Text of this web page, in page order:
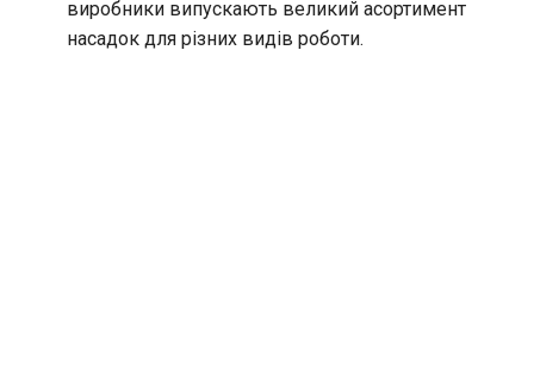
виробники випускають великий асортимент
насадок для різних видів роботи.